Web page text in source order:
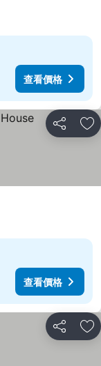
查看價格
分享 加
查看價格
分享 加